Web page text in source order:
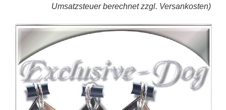
Umsatzsteuer berechnet zzgl. Versankosten)